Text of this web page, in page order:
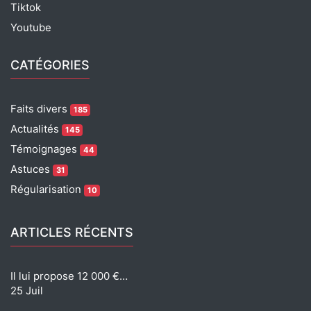
Tiktok
Youtube
CATÉGORIES
Faits divers 185
Actualités 145
Témoignages 44
Astuces 31
Régularisation 10
ARTICLES RÉCENTS
Il lui propose 12 000 €…
25 Juil